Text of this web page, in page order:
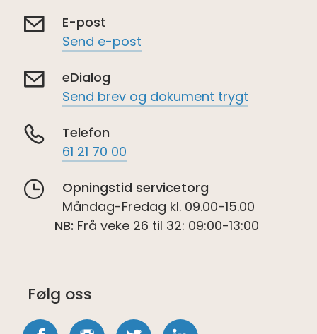
E-post
Send e-post
eDialog
Send brev og dokument trygt
Telefon
61 21 70 00
Opningstid servicetorg
Måndag-Fredag kl. 09.00-15.00
NB: Frå veke 26 til 32: 09:00-13:00
Følg oss